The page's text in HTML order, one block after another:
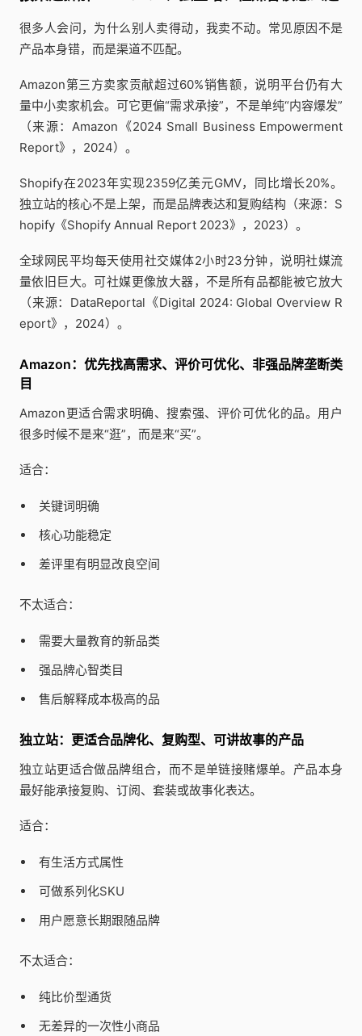
很多人会问，为什么别人卖得动，我卖不动。常见原因不是
产品本身错，而是渠道不匹配。
Amazon第三方卖家贡献超过60%销售额，说明平台仍有大
量中小卖家机会。可它更偏“需求承接”，不是单纯“内容爆发”
（来源：Amazon《2024 Small Business Empowerment
Report》，2024）。
Shopify在2023年实现2359亿美元GMV，同比增长20%。
独立站的核心不是上架，而是品牌表达和复购结构（来源：S
hopify《Shopify Annual Report 2023》，2023）。
全球网民平均每天使用社交媒体2小时23分钟，说明社媒流
量依旧巨大。可社媒更像放大器，不是所有品都能被它放大
（来源：DataReportal《Digital 2024: Global Overview R
eport》，2024）。
Amazon：优先找高需求、评价可优化、非强品牌垄断类
目
Amazon更适合需求明确、搜索强、评价可优化的品。用户
很多时候不是来“逛”，而是来“买”。
适合：
关键词明确
核心功能稳定
差评里有明显改良空间
不太适合：
需要大量教育的新品类
强品牌心智类目
售后解释成本极高的品
独立站：更适合品牌化、复购型、可讲故事的产品
独立站更适合做品牌组合，而不是单链接赌爆单。产品本身
最好能承接复购、订阅、套装或故事化表达。
适合：
有生活方式属性
可做系列化SKU
用户愿意长期跟随品牌
不太适合：
纯比价型通货
无差异的一次性小商品